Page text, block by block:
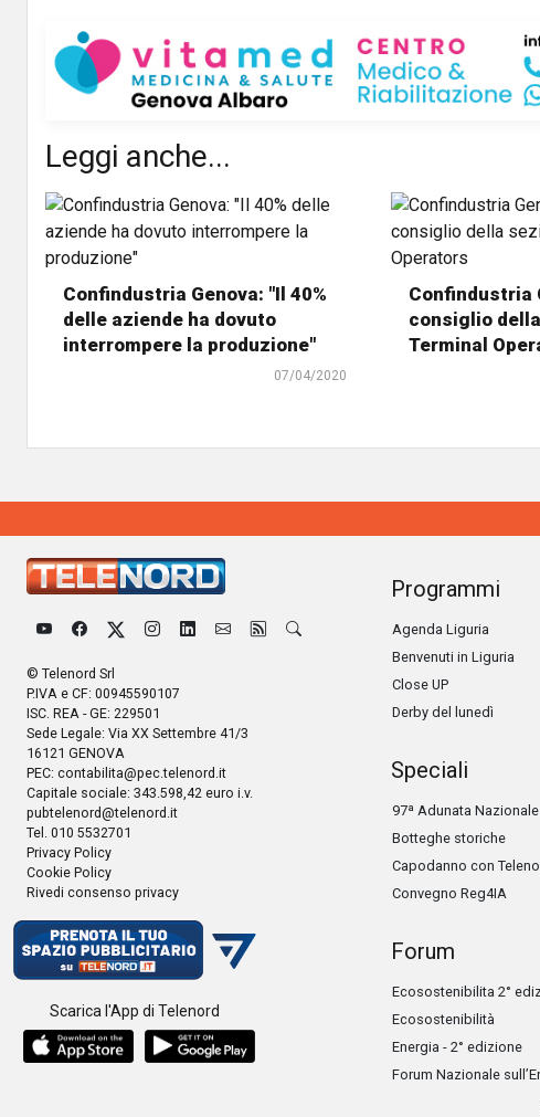
Leggi anche...
Confindustria Genova: "Il 40%
delle aziende ha dovuto
interrompere la produzione"
07/04/2020
Confindustria
consiglio
Terminal
© Telenord Srl
P.IVA e CF: 00945590107
ISC. REA - GE: 229501
Sede Legale: Via XX Settembre 41/3
16121 GENOVA
PEC: contabilita@pec.telenord.it
Capitale sociale: 343.598,42 euro i.v.
pubtelenord@telenord.it
Tel. 010 5532701
Privacy Policy
Cookie Policy
Rivedi consenso privacy
Scarica l'App di Telenord
Programmi
Agenda Liguria
Benvenuti in Liguria
Close UP
Derby del lunedì
Speciali
97ª Adunata
Botteghe storiche
Capodanno con
Convegno Reg4IA
Forum
Ecosostenibilita 2°
Ecosostenibilità
Energia - 2° edizione
Forum Nazionale